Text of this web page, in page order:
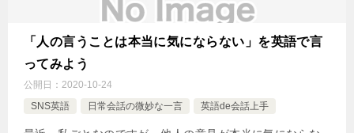
「人の言うことは本当に気にならない」を英語で言
ってみよう
公開日： 2020-10-24
SNS英語
日常会話の微妙な一言 英語de会話上手